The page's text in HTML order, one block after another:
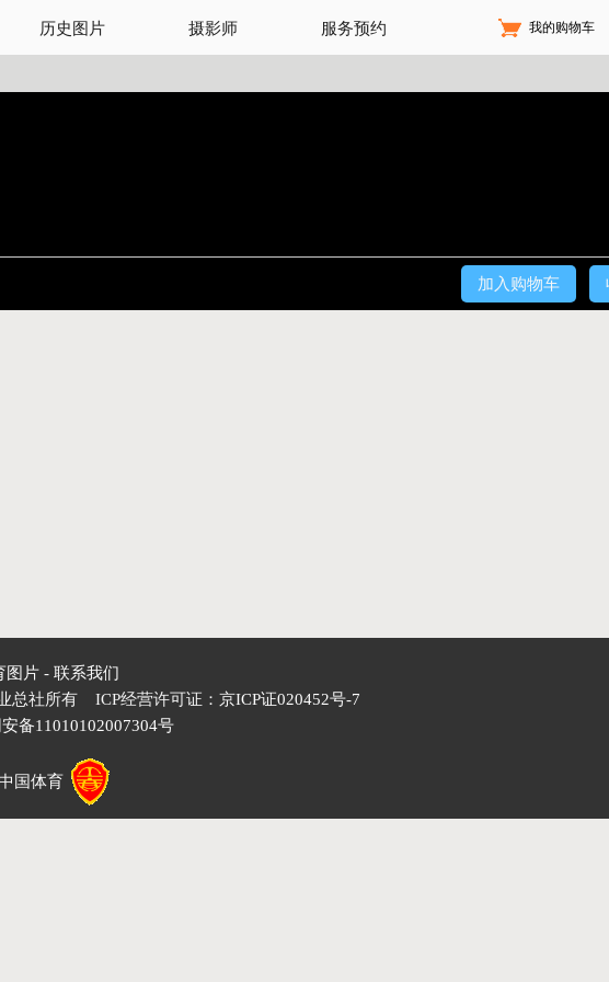
历史图片 摄影师 服务预约 我的购物车
加入购物车
图片 - 联系我们
总社所有 ICP经营许可证： 京ICP证020452号-7
备11010102007304号
国体育